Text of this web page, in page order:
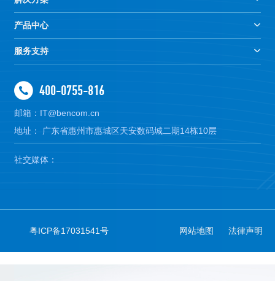
产品中心
服务支持
400-0755-816
邮箱：IT@bencom.cn
地址： 广东省惠州市惠城区天安数码城二期14栋10层
社交媒体：
粤ICP备17031541号 网站地图 法律声明